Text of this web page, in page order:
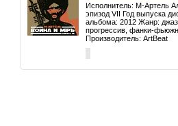
Исполнитель: М-Артель
эпизод VII Год выпуска
альбома: 2012 Жанр:
прогрессив, фанки-
Производитель: ArtBeat